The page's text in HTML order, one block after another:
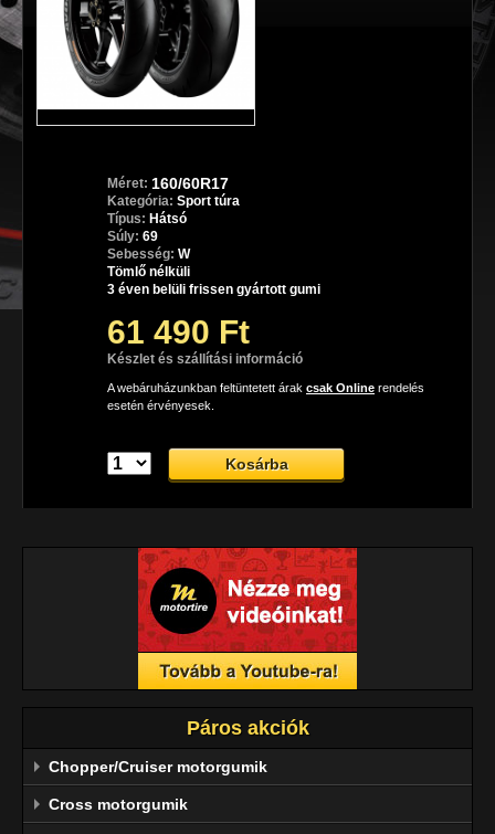
Méret: 160/60R17
Kategória: Sport túra
Típus: Hátsó
Súly: 69
Sebesség: W
Tömlő nélküli
3 éven belüli frissen gyártott gumi
61 490 Ft
Készlet és szállítási információ
A webáruházunkban feltüntetett árak csak Online rendelés
esetén érvényesek.
Páros akciók
Chopper/Cruiser motorgumik
Cross motorgumik